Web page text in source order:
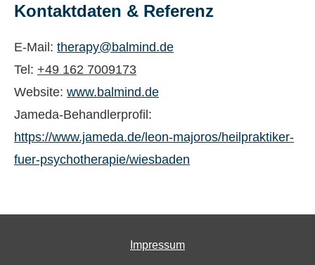
Kontaktdaten & Referenz
E-Mail: therapy@balmind.de
Tel: +49 162 7009173
Website: www.balmind.de
Jameda-Behandlerprofil:
https://www.jameda.de/leon-majoros/heilpraktiker-
fuer-psychotherapie/wiesbaden
Impressum